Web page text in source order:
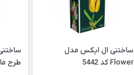
ساختنی ال ایکس مدل
Flower کد 5442
طرح